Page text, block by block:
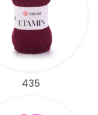
435